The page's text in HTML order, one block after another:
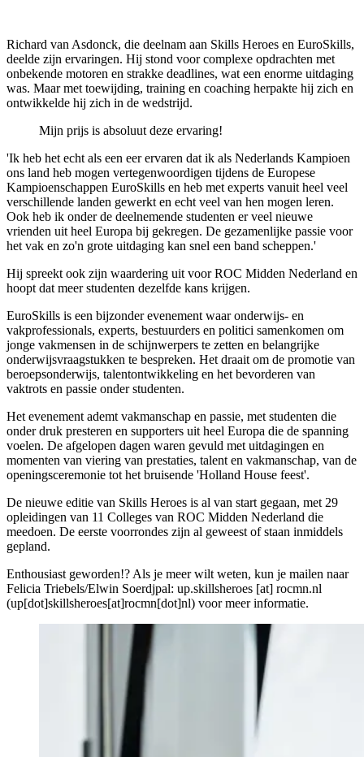
Richard van Asdonck, die deelnam aan Skills Heroes en EuroSkills,
deelde zijn ervaringen. Hij stond voor complexe opdrachten met
onbekende motoren en strakke deadlines, wat een enorme uitdaging
was. Maar met toewijding, training en coaching herpakte hij zich en
ontwikkelde hij zich in de wedstrijd.
Mijn prijs is absoluut deze ervaring!
'Ik heb het echt als een eer ervaren dat ik als Nederlands Kampioen
ons land heb mogen vertegenwoordigen tijdens de Europese
Kampioenschappen EuroSkills en heb met experts vanuit heel veel
verschillende landen gewerkt en echt veel van hen mogen leren.
Ook heb ik onder de deelnemende studenten er veel nieuwe
vrienden uit heel Europa bij gekregen. De gezamenlijke passie voor
het vak en zo'n grote uitdaging kan snel een band scheppen.'
Hij spreekt ook zijn waardering uit voor ROC Midden Nederland en
hoopt dat meer studenten dezelfde kans krijgen.
EuroSkills is een bijzonder evenement waar onderwijs- en
vakprofessionals, experts, bestuurders en politici samenkomen om
jonge vakmensen in de schijnwerpers te zetten en belangrijke
onderwijsvraagstukken te bespreken. Het draait om de promotie van
beroepsonderwijs, talentontwikkeling en het bevorderen van
vaktrots en passie onder studenten.
Het evenement ademt vakmanschap en passie, met studenten die
onder druk presteren en supporters uit heel Europa die de spanning
voelen. De afgelopen dagen waren gevuld met uitdagingen en
momenten van viering van prestaties, talent en vakmanschap, van de
openingsceremonie tot het bruisende 'Holland House feest'.
De nieuwe editie van Skills Heroes is al van start gegaan, met 29
opleidingen van 11 Colleges van ROC Midden Nederland die
meedoen. De eerste voorrondes zijn al geweest of staan inmiddels
gepland.
Enthousiast geworden!? Als je meer wilt weten, kun je mailen naar
Felicia Triebels/Elwin Soerdjpal: up.skillsheroes [at] rocmn.nl
(up[dot]skillsheroes[at]rocmn[dot]nl) voor meer informatie.